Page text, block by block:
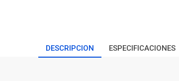
DESCRIPCION ESPECIFICACIONES